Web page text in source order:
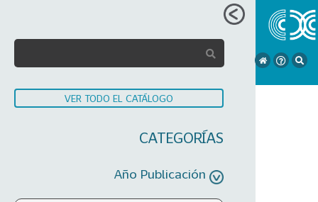
VER TODO EL CATÁLOGO
CATEGORÍAS
Año Publicación